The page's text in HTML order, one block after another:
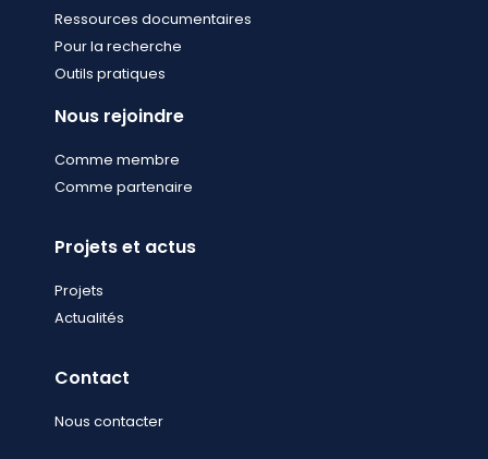
Ressources documentaires
Pour la recherche
Outils pratiques
Nous rejoindre
Comme membre
Comme partenaire
Projets et actus
Projets
Actualités
Contact
Nous contacter